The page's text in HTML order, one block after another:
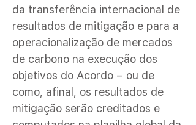
da transferência internacional de
resultados de mitigação e para a
operacionalização de mercados
de carbono na execução dos
objetivos do Acordo – ou de
como, afinal, os resultados de
mitigação serão creditados e